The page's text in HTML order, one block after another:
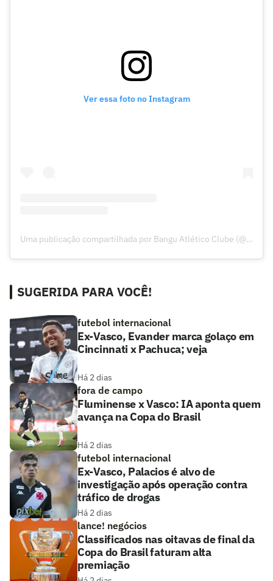
Ver essa foto no Instagram
Uma publicação compartilhada por Bangu Atlético Clube (@banguoficial)
SUGERIDA PARA VOCÊ!
futebol internacional
Ex-Vasco, Evander marca golaço em
Cincinnati x Pachuca; veja
Há 2 dias
fora de campo
Fluminense x Vasco: IA aponta quem
avança na Copa do Brasil
Há 2 dias
futebol internacional
Ex-Vasco, Palacios é alvo de
investigação após operação contra
tráfico de drogas
Há 2 dias
lance! negócios
Classificados nas oitavas de final da
Copa do Brasil faturam alta
premiação